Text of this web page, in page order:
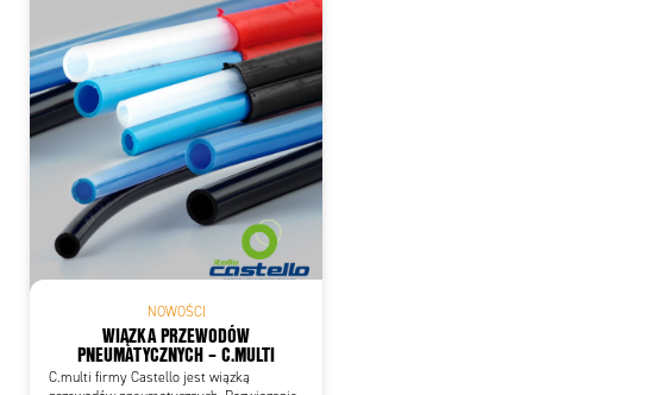
NOWOŚCI
WIĄZKA PRZEWODÓW
PNEUMATYCZNYCH – C.MULTI
C.multi firmy Castello jest wiązką